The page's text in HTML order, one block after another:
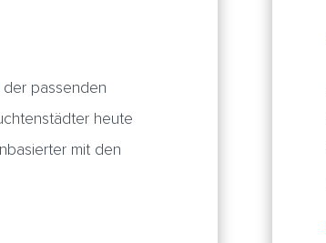
der passenden
heute
mit den